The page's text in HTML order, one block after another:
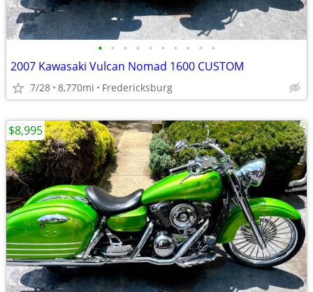
• • • • • • • • • •
2007 Kawasaki Vulcan Nomad 1600 CUSTOM
7/28 8,770mi Fredericksburg
$8,995